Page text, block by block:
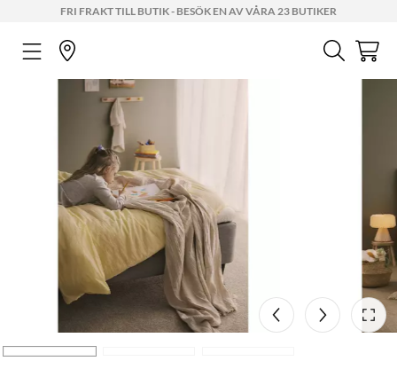
FRI FRAKT TILL BUTIK - BESÖK EN AV VÅRA 23 BUTIKER